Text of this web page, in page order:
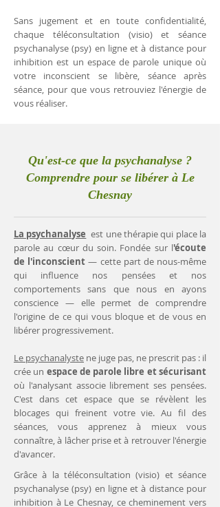
Sans jugement et en toute confidentialité,
chaque téléconsultation (visio) et séance
psychanalyse (psy) en ligne et à distance pour
inhibition est un espace de parole unique où
votre inconscient se libère, séance après
séance, pour que vous retrouviez l'énergie de
vous réaliser.
Qu'est-ce que la psychanalyse ?
Comprendre pour se libérer à Le
Chesnay
La psychanalyse est une thérapie qui place la
parole au cœur du soin. Fondée sur l'écoute
de l'inconscient— cette part de nous-même
qui influence nos pensées et nos
comportements sans que nous en ayons
conscience — elle permet de comprendre
l'origine de ce qui vous bloque et de vous en
libérer progressivement.
Le psychanalyste ne juge pas, ne prescrit pas : il
crée un espace de parole libre et sécurisant
où l'analysant associe librement ses pensées.
C'est dans cet espace que se révèlent les
blocages qui freinent votre vie. Au fil des
séances, vous apprenez à mieux vous
connaître, à lâcher prise et à retrouver l'énergie
d'avancer.
Grâce à la téléconsultation (visio) et séance
psychanalyse (psy) en ligne et à distance pour
inhibition à Le Chesnay, ce cheminement vers